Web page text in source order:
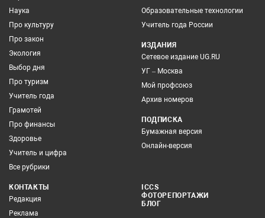
Наука
Про культуру
Про закон
Экология
Выбор дня
Про туризм
Учитель года
Грамотей
Про финансы
Здоровье
Учитель и цифра
Все рубрики
Образовательные технологии
Учитель года России
ИЗДАНИЯ
Сетевое издание UG.RU
УГ – Москва
Мой профсоюз
Архив номеров
ПОДПИСКА
Бумажная версия
Онлайн-версия
КОНТАКТЫ
Редакция
Реклама
ICCS
ФОТОРЕПОРТАЖИ
БЛОГ